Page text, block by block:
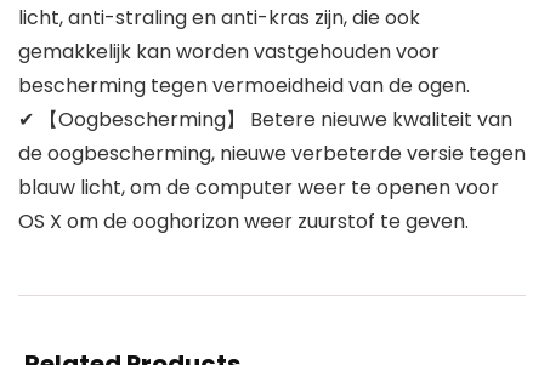
licht, anti-straling en anti-kras zijn, die ook
gemakkelijk kan worden vastgehouden voor
bescherming tegen vermoeidheid van de ogen.
✔ 【Oogbescherming】 Betere nieuwe kwaliteit van
de oogbescherming, nieuwe verbeterde versie tegen
blauw licht, om de computer weer te openen voor
OS X om de ooghorizon weer zuurstof te geven.